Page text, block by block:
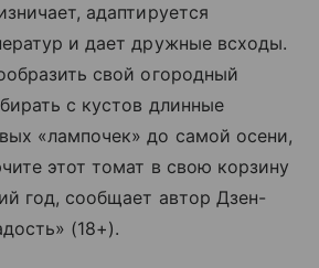
адаптируется
и дает дружные всходы.
свой огородный
с кустов длинные
«лампочек» до самой осени,
этот томат в свою корзину
год, сообщает автор Дзен-
(18+).